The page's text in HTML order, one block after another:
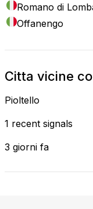
Romano di
Offanengo
Citta vicine
Pioltello
1 recent signals
3 giorni fa